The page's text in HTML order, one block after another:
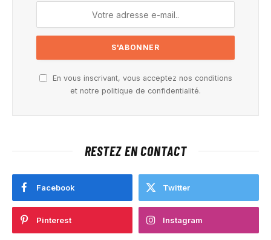
En vous inscrivant, vous acceptez nos conditions
et notre politique de confidentialité.
RESTEZ EN CONTACT
Facebook Twitter
Pinterest Instagram